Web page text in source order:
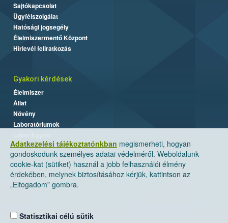
Adatkezelési tájékoztatónkban megismerheti, hogyan
gondoskodunk személyes adatai védelméről. Weboldalunk
cookie-kat (sütiket) használ a jobb felhasználói élmény
érdekében, melynek biztosításához kérjük, kattintson az
„Elfogadom” gombra.
Statisztikai célú sütik
Sajtókapcsolat
Ügyfélszolgálat
Hatósági jogsegély
Élelmiszermentő Központ
Hírlevél feliratkozás
Gyakori kérdések
Élelmiszer
Állat
Növény
Laboratóriumok